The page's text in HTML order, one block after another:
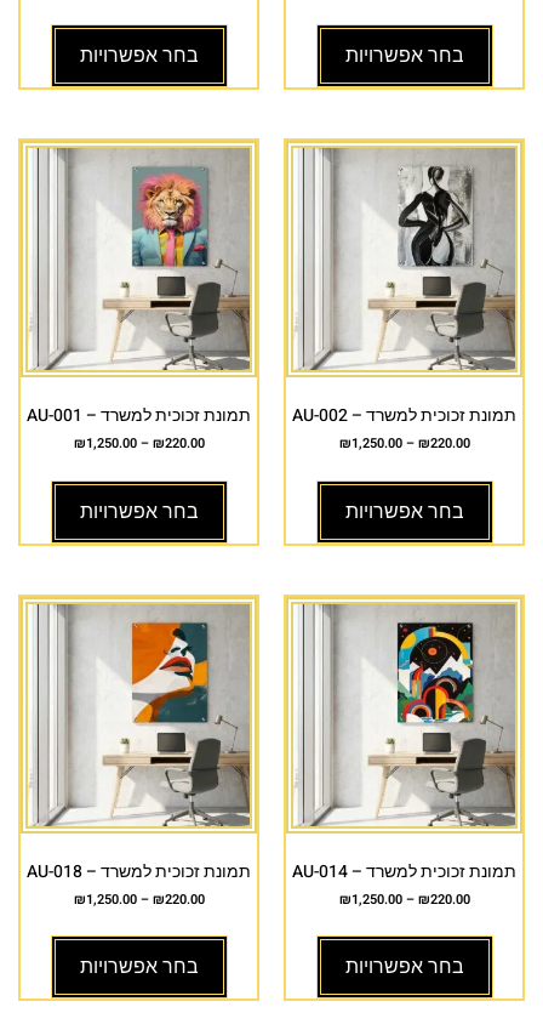
בחר אפשרויות בחר אפשרויות
תמונת זכוכית למשרד – AU-002
₪220.00
–
₪1,250.00
בחר אפשרויות
תמונת זכוכית למשרד – AU-001
₪220.00
–
₪1,250.00
בחר אפשרויות
תמונת זכוכית למשרד – AU-014
₪220.00
–
₪1,250.00
בחר אפשרויות
תמונת זכוכית למשרד – AU-018
₪220.00
–
₪1,250.00
בחר אפשרויות